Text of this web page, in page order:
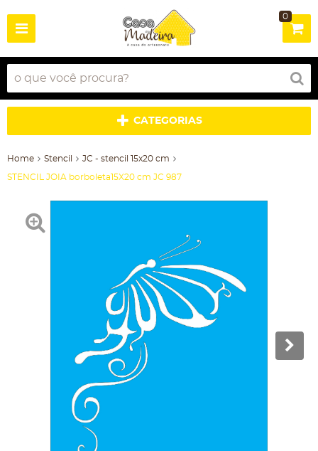
0
CATEGORIAS
Home Stencil JC - stencil 15x20 cm
STENCIL JOIA borboleta15X20 cm JC 987